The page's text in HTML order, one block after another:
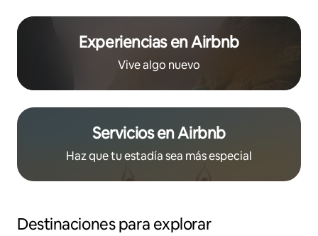
Experiencias en Airbnb
Vive algo nuevo
Servicios en Airbnb
Haz que tu estadía sea más especial
Destinaciones para explorar